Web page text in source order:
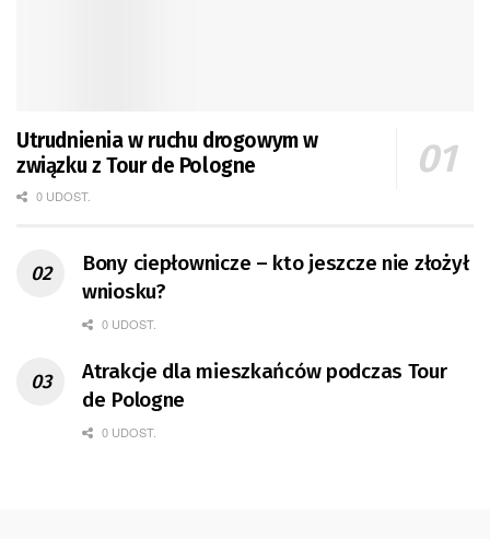
Utrudnienia w ruchu drogowym w
związku z Tour de Pologne
0 UDOST.
Bony ciepłownicze – kto jeszcze nie złożył
wniosku?
0 UDOST.
Atrakcje dla mieszkańców podczas Tour
de Pologne
0 UDOST.